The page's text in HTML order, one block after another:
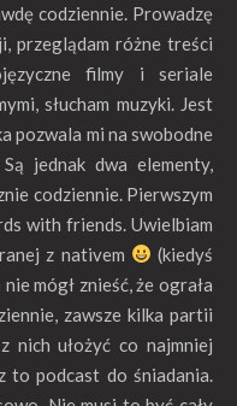
codziennie. Prowadzę
przeglądam różne treści
filmy i seriale
słucham muzyki. Jest
pozwala mi na swobodne
jednak dwa elementy,
codziennie. Pierwszym
with friends. Uwielbiam
z nativem
(kiedyś
mógł znieść, że ograła
zawsze kilka partii
nich ułożyć co najmniej
to podcast do śniadania.